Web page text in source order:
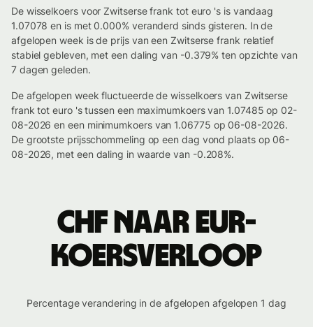
De wisselkoers voor Zwitserse frank tot euro 's is vandaag
1.07078 en is met 0.000% veranderd sinds gisteren. In de
afgelopen week is de prijs van een Zwitserse frank relatief
stabiel gebleven, met een daling van -0.379% ten opzichte van
7 dagen geleden.
De afgelopen week fluctueerde de wisselkoers van Zwitserse
frank tot euro 's tussen een maximumkoers van 1.07485 op 02-
08-2026 en een minimumkoers van 1.06775 op 06-08-2026.
De grootste prijsschommeling op een dag vond plaats op 06-
08-2026, met een daling in waarde van -0.208%.
CHF naar EUR-
koersverloop
Percentage verandering in de afgelopen afgelopen 1 dag